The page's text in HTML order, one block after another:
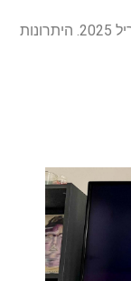
ניתן לכלול בני נוער אם הם נוספו לפני 7 באפריל 2025. היתרונות